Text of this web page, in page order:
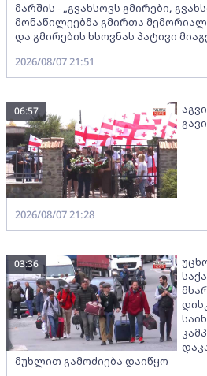
მარშის - „გვახსოვს გმირები,
მონაწილეებმა გმირთა
და გმირების ხსოვნას პატივი
2026/08/07 21:51
06:57
2026/08/07 21:28
მუხლით გამოძიება დაიწყო
03:36